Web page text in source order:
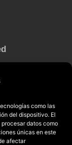
como las
del dispositivo. El
datos como
únicas en este
afectar